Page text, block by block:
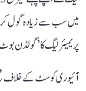
پریمیئر لیگ کا ’گولڈن
آئیوری کوسٹ کے خلاف